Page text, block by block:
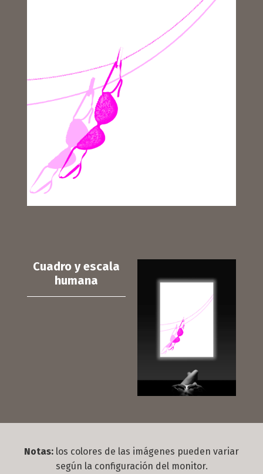
Cuadro y escala
humana
Notas: los colores de las imágenes pueden variar
según la configuración del monitor.